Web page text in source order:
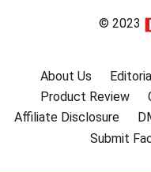
© 2023
About Us
Product Review
Affiliate Disclosure
Submit